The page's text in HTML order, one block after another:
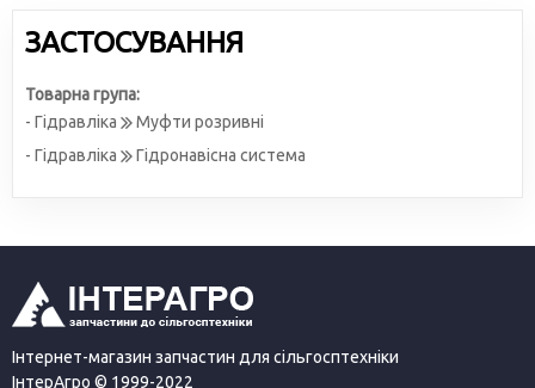
ЗАСТОСУВАННЯ
Товарна група:
- Гідравліка
Муфти розривні
- Гідравліка
Гідронавісна система
Інтернет-магазин запчастин для сільгосптехніки
ІнтерАгро © 1999-2022